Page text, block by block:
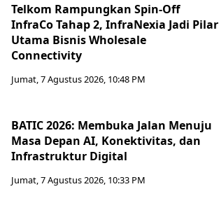
Telkom Rampungkan Spin-Off
InfraCo Tahap 2, InfraNexia Jadi Pilar
Utama Bisnis Wholesale
Connectivity
Jumat, 7 Agustus 2026, 10:48 PM
BATIC 2026: Membuka Jalan Menuju
Masa Depan AI, Konektivitas, dan
Infrastruktur Digital
Jumat, 7 Agustus 2026, 10:33 PM